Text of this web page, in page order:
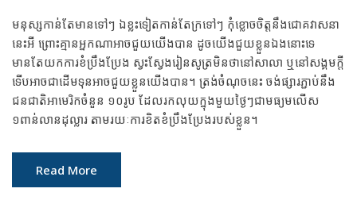
មនុស្សកាន់តែមានទៅៗ ឯខ្លះទៀតកាន់តែក្រទៅៗ កុំខ្លោចចិត្តនឹងជោគវាសនា
នេះអី ព្រោះគ្មានអ្នកណាអាចជួយយើងបាន ដូចយើងជួយខ្លួនឯងនោះទេ
មានតែយកការខំប្រឹងប្រែង ស្វះស្វែងរៀនសូត្រមិនថានៅសាលា ឬនៅសង្គមក្តី
ទើបអាចជាដើមទុនអាចជួយខ្លួនយើងបាន។ ត្រង់ចំណុចនេះ ចង់ផ្សារភ្ជាប់នឹង
ជនជាតិអាមេរិកចំនួន ១០រូប ដែលរកលុយក្នុងមួយថ្ងៃៗជាមធ្យមលើស
១ពាន់លានដុល្លារ តាមរយៈការខិតខំប្រឹងប្រែងរបស់ខ្លួន។
Read More